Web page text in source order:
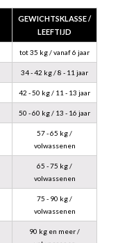
GEWICHTSKLASSE /
LEEFTIJD
tot 35 kg / vanaf 6 jaar
34 - 42 kg / 8 - 11 jaar
42 - 50 kg / 11 - 13 jaar
50 - 60 kg / 13 - 16 jaar
57 - 65 kg /
volwassenen
65 - 75 kg /
volwassenen
75 - 90 kg /
volwassenen
90 kg en meer /